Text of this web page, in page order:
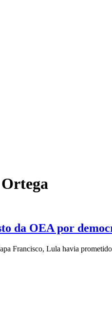
da OEA por
Francisco, Lula havia